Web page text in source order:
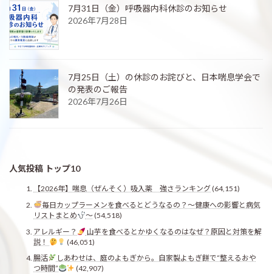
7月31日（金）呼吸器内科休診のお知らせ
2026年7月28日
7月25日（土）の休診のお詫びと、日本喘息学会で
の発表のご報告
2026年7月26日
人気投稿 トップ10
【2026年】喘息（ぜんそく）吸入薬 強さランキング(64,151)
毎日カップラーメンを食べるとどうなるの？〜健康への影響と病気
リストまとめ
〜(54,518)
アレルギー？
山芋を食べるとかゆくなるのはなぜ？原因と対策を解
説！
(46,051)
腸活
しあわせは、庭のよもぎから。自家製よもぎ餅で“整えるおや
つ時間”
(42,907)